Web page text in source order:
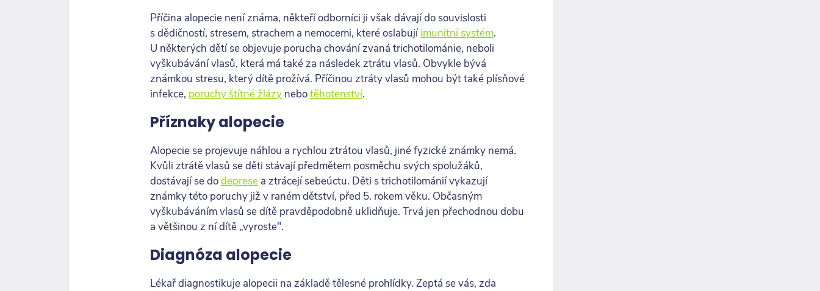
Příčina alopecie není známa, někteří odborníci ji však dávají do souvislosti
s dědičností, stresem, strachem a nemocemi, které oslabujíimunitní systém.
U některých dětí se objevuje porucha chování zvaná trichotilománie, neboli
vyškubávání vlasů, která má také za následek ztrátu vlasů. Obvykle bývá
známkou stresu, který dítě prožívá. Příčinou ztráty vlasů mohou být také plísňové
infekce, poruchy štítné žlázy nebotěhotenství.
Příznaky alopecie
AIopecie se projevuje náhlou a rychlou ztrátou vlasů, jiné fyzické známky nemá.
Kvůli ztrátě vlasů se děti stávají předmětem posměchu svých spolužáků,
dostávají se dodeprese a ztrácejí sebeúctu. Děti s trichotilománií vykazují
známky této poruchy již v raném dětství, před 5. rokem věku. Občasným
vyškubáváním vlasů se dítě pravděpodobně uklidňuje. Trvá jen přechodnou dobu
a většinou z ní dítě „vyroste".
Diagnóza alopecie
Lékař diagnostikuje alopecii na základě tělesné prohlídky. Zeptá se vás, zda